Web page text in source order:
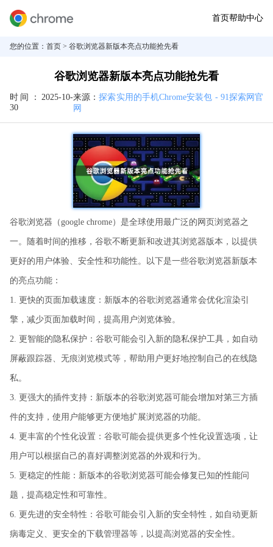
首页帮助中心
您的位置： 首页 > 谷歌浏览器新版本亮点功能抢先看
谷歌浏览器新版本亮点功能抢先看
时间： 2025-10-
30
来源：探索实用的手机Chrome安装包 - 91探索网官
网
谷歌浏览器（google chrome）是全球使用最广泛的网页浏览器之
一。随着时间的推移，谷歌不断更新和改进其浏览器版本，以提供
更好的用户体验、安全性和功能性。以下是一些谷歌浏览器新版本
的亮点功能：
1. 更快的页面加载速度：新版本的谷歌浏览器通常会优化渲染引
擎，减少页面加载时间，提高用户浏览体验。
2. 更智能的隐私保护：谷歌可能会引入新的隐私保护工具，如自动
屏蔽跟踪器、无痕浏览模式等，帮助用户更好地控制自己的在线隐
私。
3. 更强大的插件支持：新版本的谷歌浏览器可能会增加对第三方插
件的支持，使用户能够更方便地扩展浏览器的功能。
4. 更丰富的个性化设置：谷歌可能会提供更多个性化设置选项，让
用户可以根据自己的喜好调整浏览器的外观和行为。
5. 更稳定的性能：新版本的谷歌浏览器可能会修复已知的性能问
题，提高稳定性和可靠性。
6. 更先进的安全特性：谷歌可能会引入新的安全特性，如自动更新
病毒定义、更安全的下载管理器等，以提高浏览器的安全性。